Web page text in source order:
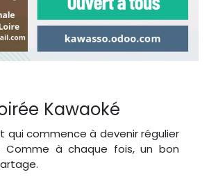
Kawaoké
qui commence à devenir régulier
Comme à chaque fois, un bon